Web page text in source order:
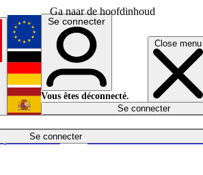
Ga naar de hoofdinhoud
Close menu
Se connecter
Économie
English
Deutsch
Español
Se connecter
Vous êtes déconnecté.
Se connecter